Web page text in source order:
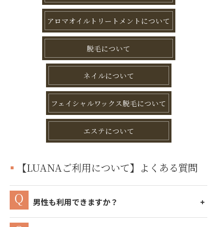
アロマオイルトリートメントについて
脱毛について
ネイルについて
フェイシャルワックス脱毛について
エステについて
【LUANAご利用について】よくある質問
男性も利用できますか？